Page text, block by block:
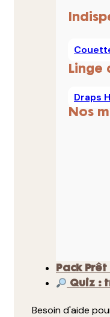
Linge
Draps
Nos
Pack
Quiz :
Besoin d'aide